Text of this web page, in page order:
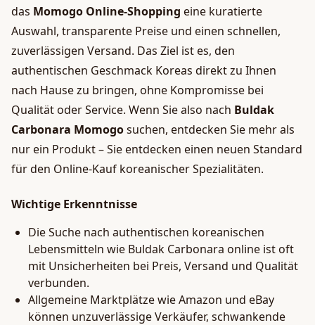
das Momogo Online-Shopping eine kuratierte
Auswahl, transparente Preise und einen schnellen,
zuverlässigen Versand. Das Ziel ist es, den
authentischen Geschmack Koreas direkt zu Ihnen
nach Hause zu bringen, ohne Kompromisse bei
Qualität oder Service. Wenn Sie also nach Buldak
Carbonara Momogosuchen, entdecken Sie mehr als
nur ein Produkt – Sie entdecken einen neuen Standard
für den Online-Kauf koreanischer Spezialitäten.
Wichtige Erkenntnisse
Die Suche nach authentischen koreanischen
Lebensmitteln wie Buldak Carbonara online ist oft
mit Unsicherheiten bei Preis, Versand und Qualität
verbunden.
Allgemeine Marktplätze wie Amazon und eBay
können unzuverlässige Verkäufer, schwankende